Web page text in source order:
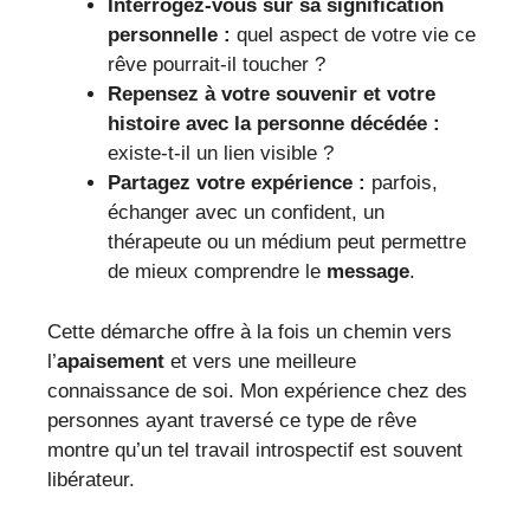
Interrogez-vous sur sa signification
personnelle : quel aspect de votre vie ce
rêve pourrait-il toucher ?
Repensez à votre souvenir et votre
histoire avec la personne décédée :
existe-t-il un lien visible ?
Partagez votre expérience : parfois,
échanger avec un confident, un
thérapeute ou un médium peut permettre
de mieux comprendre le message.
Cette démarche offre à la fois un chemin vers
l’apaisement et vers une meilleure
connaissance de soi. Mon expérience chez des
personnes ayant traversé ce type de rêve
montre qu’un tel travail introspectif est souvent
libérateur.